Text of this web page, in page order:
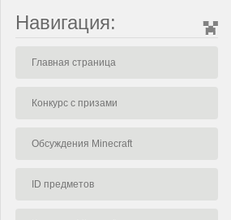
Навигация:
Главная страница
Конкурс с призами
Обсуждения Minecraft
ID предметов